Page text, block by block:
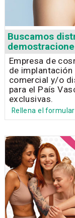
Buscamos
Empresa de
de implantación
comercial y/o
para el País
exclusivas.
Rellena el